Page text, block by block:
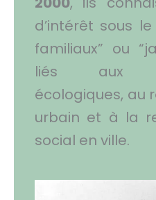
d’intérêt sous
familiaux” ou
liés aux
écologiques, au
urbain et à la
social en ville.